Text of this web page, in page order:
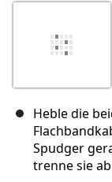
Heble die
Spudger
trenne sie